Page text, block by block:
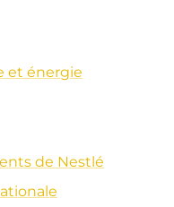
et énergie
de Nestlé